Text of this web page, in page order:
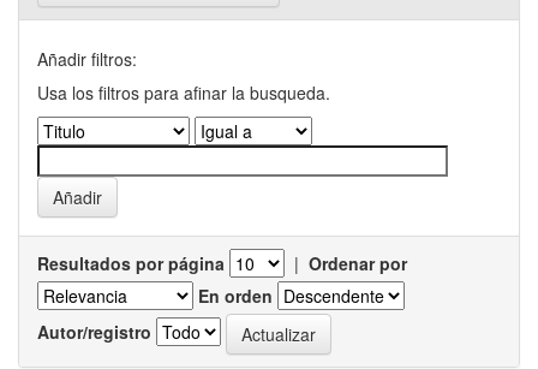
Añadir filtros:
Usa los filtros para afinar la busqueda.
Resultados por página | Ordenar por
En orden
Autor/registro